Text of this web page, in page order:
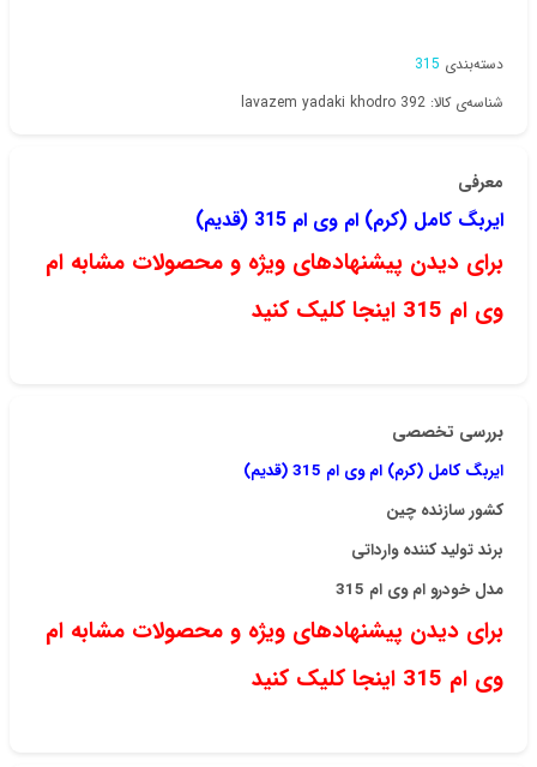
دسته‌بندی 315
شناسه‌ی کالا: lavazem yadaki khodro 392
معرفی
ایربگ کامل (کرم) ام وی ام 315 (قدیم)
برای دیدن پیشنهادهای ویژه و محصولات مشابه ام
وی ام 315 اینجا کلیک کنید
بررسی تخصصی
ایربگ کامل (کرم) ام وی ام 315 (قدیم)
کشور سازنده چین
برند تولید کننده وارداتی
مدل خودرو ام وی ام 315
برای دیدن پیشنهادهای ویژه و محصولات مشابه ام
وی ام 315 اینجا کلیک کنید